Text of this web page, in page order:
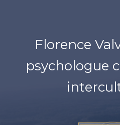
Florence
psychologue